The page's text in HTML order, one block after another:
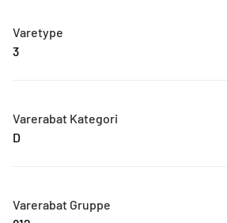
Varetype
3
Varerabat Kategori
D
Varerabat Gruppe